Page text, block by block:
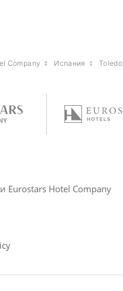
Company Испания Toledo
Eurostars Hotel Company